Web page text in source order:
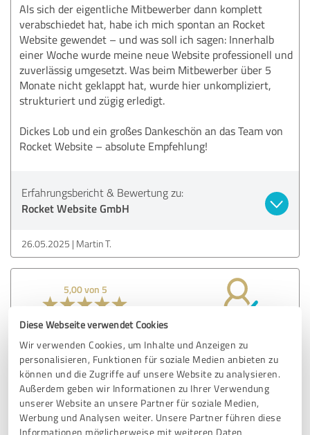
Diese Webseite verwendet Cookies
Wir verwenden Cookies, um Inhalte und Anzeigen zu
personalisieren, Funktionen für soziale Medien anbieten zu
können und die Zugriffe auf unsere Website zu analysieren.
Außerdem geben wir Informationen zu Ihrer Verwendung
unserer Website an unsere Partner für soziale Medien,
Werbung und Analysen weiter. Unsere Partner führen diese
Informationen möglicherweise mit weiteren Daten
Als sich der eigentliche Mitbewerber dann komplett
verabschiedet hat, habe ich mich spontan an Rocket
Website gewendet – und was soll ich sagen: Innerhalb
einer Woche wurde meine neue Website professionell und
zuverlässig umgesetzt. Was beim Mitbewerber über 5
Monate nicht geklappt hat, wurde hier unkompliziert,
strukturiert und zügig erledigt.
Dickes Lob und ein großes Dankeschön an das Team von
Rocket Website – absolute Empfehlung!
Erfahrungsbericht & Bewertung zu:
Rocket Website GmbH
26.05.2025 Martin T.
5,00 von 5
SEHR GUT
Wir sind mit der Arbeit von Rocket Webseiten mehr als
zufrieden. Nach zwei Abläufen mit anderen Unternehmen
hat Rocket uns dann letztendlich alles abgenommen , hat
unsere idee umgesetzt , hat eigene Ideen eingebracht und
somit den Gesamteindruck der Seite total aufgebessert.